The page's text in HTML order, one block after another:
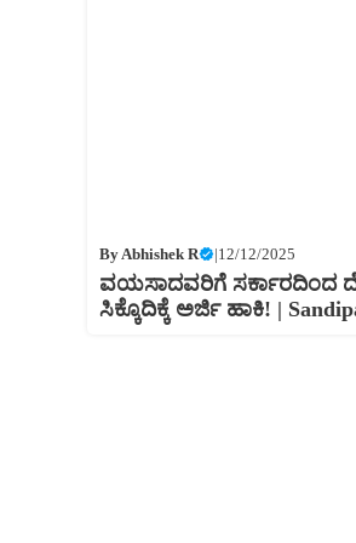
By Abhishek R |12/12/2025
ವಯಸಾದವರಿಗೆ ಸರ್ಕಾರದಿಂದ
ಸಿಕ್ಕೊದಿಕ್ಕೆ ಅರ್ಜಿ ಹಾಕಿ! |